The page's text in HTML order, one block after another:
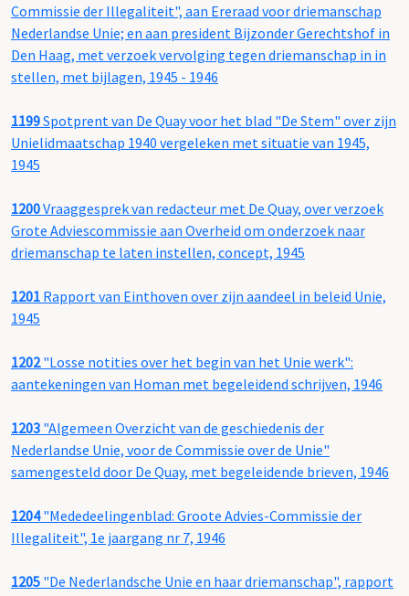
Commissie der Illegaliteit", aan Ereraad voor driemanschap
Nederlandse Unie; en aan president Bijzonder Gerechtshof in
Den Haag, met verzoek vervolging tegen driemanschap in in
stellen, met bijlagen, 1945 - 1946
1199Spotprent van De Quay voor het blad "De Stem" over zijn
Unielidmaatschap 1940 vergeleken met situatie van 1945,
1945
1200Vraaggesprek van redacteur met De Quay, over verzoek
Grote Adviescommissie aan Overheid om onderzoek naar
driemanschap te laten instellen, concept, 1945
1201 Rapport van Einthoven over zijn aandeel in beleid Unie,
1945
1202"Losse notities over het begin van het Unie werk":
aantekeningen van Homan met begeleidend schrijven, 1946
1203 "Algemeen Overzicht van de geschiedenis der
Nederlandse Unie, voor de Commissie over de Unie"
samengesteld door De Quay, met begeleidende brieven, 1946
1204"Mededeelingenblad: Groote Advies-Commissie der
Illegaliteit", 1e jaargang nr 7, 1946
1205 "De Nederlandsche Unie en haar driemanschap", rapport